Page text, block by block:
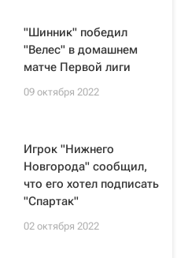
"Шинник" победил
"Велес" в домашнем
матче Первой лиги
09 октября 2022
Игрок "Нижнего
Новгорода" сообщил,
что его хотел подписать
"Спартак"
02 октября 2022